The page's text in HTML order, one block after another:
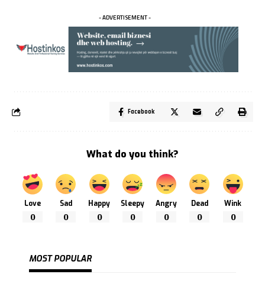
- ADVERTISEMENT -
Facebook
What do you think?
Love
0
Sad
0
Happy
0
Sleepy
0
Angry
0
Dead
0
Wink
0
MOST POPULAR